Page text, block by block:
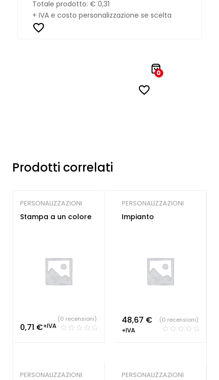
Totale prodotto: € 0,31
+ IVA e costo personalizzazione se scelta
0
Prodotti correlati
PERSONALIZZAZIONI
Stampa a un colore
0,71 €+IVA
(0 recensioni)
PERSONALIZZAZIONI
Impianto
48,67 €
+IVA
(0 recensioni)
PERSONALIZZAZIONI PERSONALIZZAZIONI